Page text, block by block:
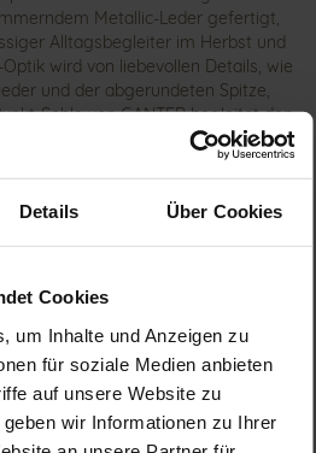
Details Über Cookies
Cookies
um Inhalte und Anzeigen zu
für soziale Medien anbieten
auf unsere Website zu
wir Informationen zu Ihrer
Metallic-Leder gefertigt,
Alltagsbegleiter im Herbst und
wird von liebevollen Details, wie
und der abgerundeten Spitze,
Sohle von GANTER begleitet den
Bewegungsablauf. Den
die rutschhemmende TPU-Sohle,
Regen. Das Innenfutter aus Leder
weich, robust und langlebig. Das
PU/TPU Sohle,